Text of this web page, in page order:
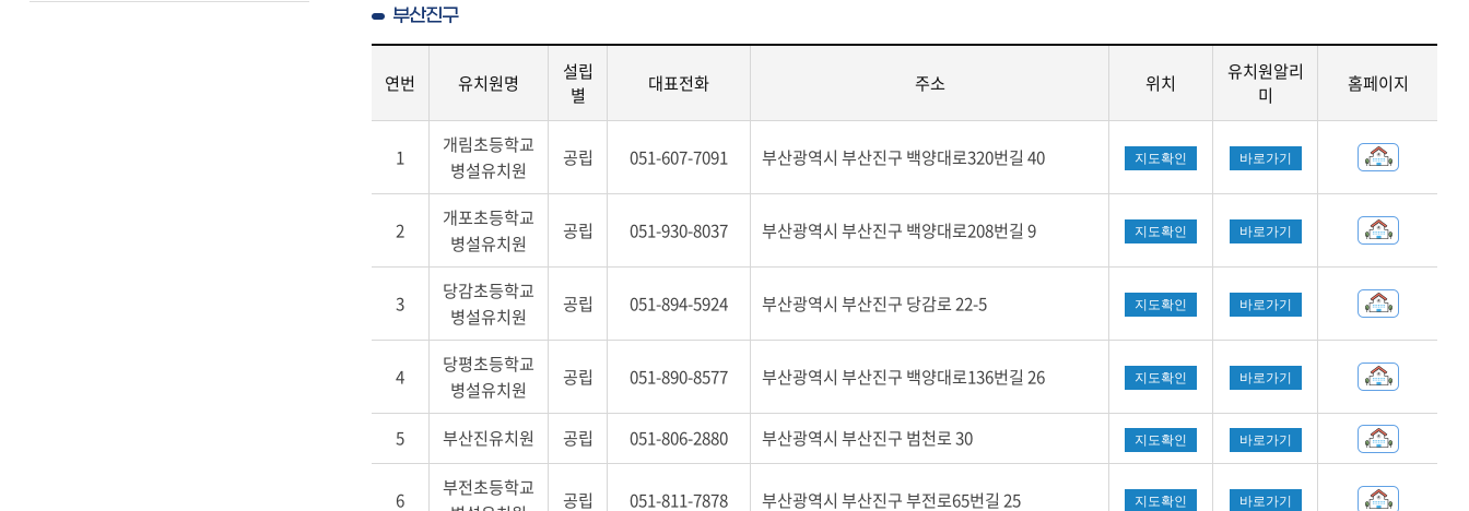
화,
주
치,
부산진구
진
연
치
명,
연번 유치원명
설립
별
대표전화 주소 위치
유치원알리
미
홈페이지
1
개림초등학교
병설유치원
공립 051-607-7091 부산광역시 부산진구 백양대로320번길 40 지도확인 바로가기
2
개포초등학교
병설유치원
공립 051-930-8037 부산광역시 부산진구 백양대로208번길 9 지도확인 바로가기
3
당감초등학교
병설유치원
공립 051-894-5924 부산광역시 부산진구 당감로 22-5 지도확인 바로가기
4
당평초등학교
병설유치원
공립 051-890-8577 부산광역시 부산진구 백양대로136번길 26 지도확인 바로가기
5 부산진유치원 공립 051-806-2880 부산광역시 부산진구 범천로 30 지도확인 바로가기
6
부전초등학교
공립 051-811-7878 부산광역시 부산진구 부전로65번길 25 지도확인 바로가기